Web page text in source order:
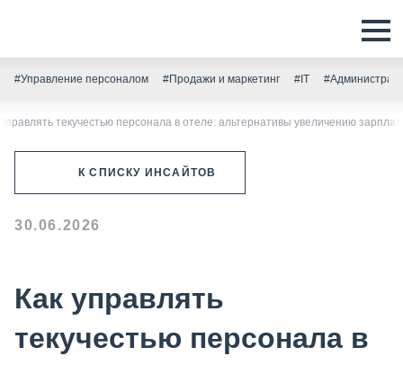
#Управление персоналом #Продажи и маркетинг #IT
текучестью персонала в отеле: альтернативы увеличению
К СПИСКУ ИНСАЙТОВ
30.06.2026
Как управлять
текучестью персонала в